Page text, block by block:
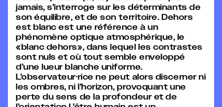
jamais, s’interroge sur les déterminants de
son équilibre, et de son territoire. Dehors
est blanc est une référence à un
phénomène optique atmosphérique, le
«blanc dehors», dans lequel les contrastes
sont nuls et où tout semble enveloppé
d’une lueur blanche uniforme.
L’observateur·rice ne peut alors discerner ni
les ombres, ni l’horizon, provoquant une
perte du sens de la profondeur et de